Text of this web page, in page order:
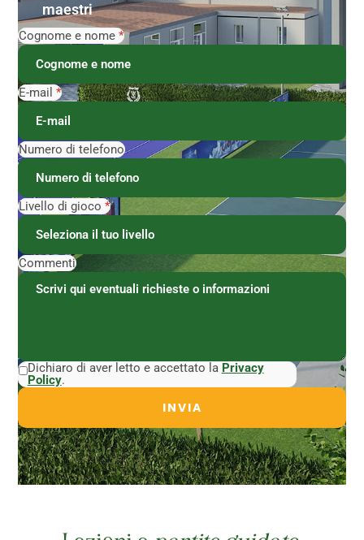
maestri
Cognome e nome*
E-mail*
Numero di telefono
Livello di gioco*
Commenti
Dichiaro di aver letto e accettato la Privacy
Policy.